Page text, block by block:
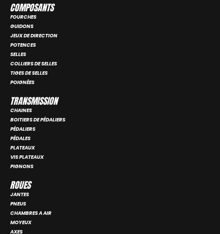
COMPOSANTS
FOURCHES
GUIDONS
JEUX DE DIRECTION
POTENCES
SELLES
COLLIERS DE SELLES
TIGES DE SELLES
POIGNÉES
TRANSMISSION
CHAINES
BOITIERS DE PÉDALIERS
PÉDALIERS
PÉDALES
PLATEAUX
VIS PLATEAUX
PIGNONS
ROUES
JANTES
PNEUS
CHAMBRES A AIR
MOYEUX
AXES